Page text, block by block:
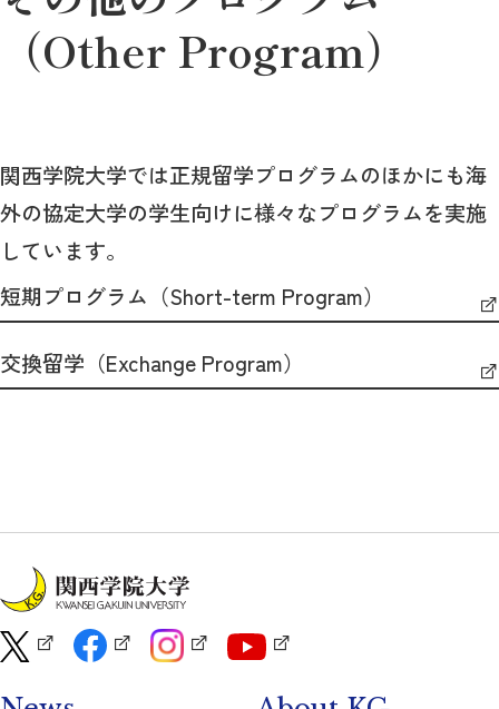
（Other Program）
関西学院大学では正規留学プログラムのほかにも海
外の協定大学の学生向けに様々なプログラムを実施
しています。
短期プログラム（Short-term Program）
交換留学（Exchange Program）